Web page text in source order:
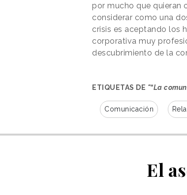
por mucho que quieran
considerar como una
crisis es aceptando los
corporativa muy
descubrimiento de la
ETIQUETAS DE "“La
Comunicación
El